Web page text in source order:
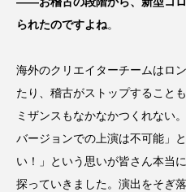
られたのですよね。
海外のクリエイターチームはロ
たり、稽古がストップすること
ミザンスもなかなかつくれない
バージョンでの上演は不可能」
い！」という思いが皆さん本当
探っていきました。演出をそぎ